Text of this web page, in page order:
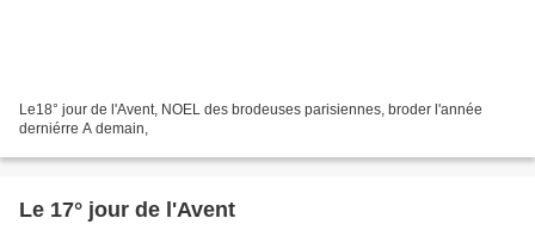
Le18° jour de l'Avent, NOEL des brodeuses parisiennes, broder l'année
derniérre A demain,
Le 17° jour de l'Avent